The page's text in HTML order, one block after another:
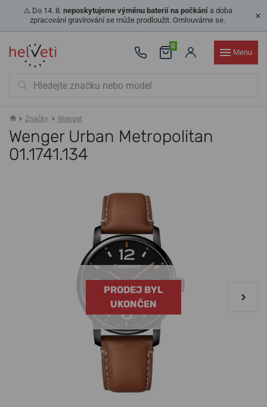
⚠️ Do 14. 8. neposkytujeme výměnu baterií na počkánía doba
zpracování gravírování se může prodloužit. Omlouváme se.
0
Menu
Značky Wenger
Wenger Urban Metropolitan
01.1741.134
PRODEJ BYL
UKONČEN